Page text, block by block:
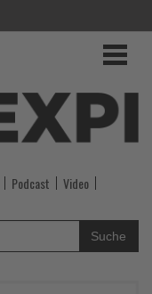
Podcast
Video
Suche